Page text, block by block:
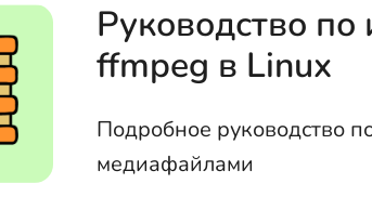
Руководство
ffmpeg в Linux
Подробное руководство
медиафайлами